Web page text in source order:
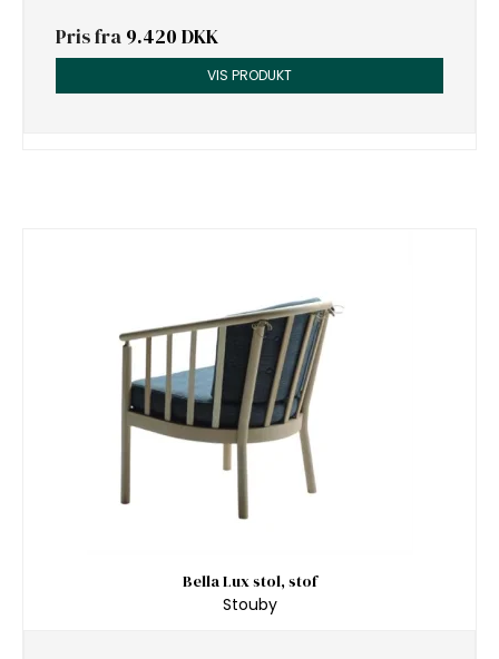
Pris fra 9.420 DKK
VIS PRODUKT
Bella Lux stol, stof
Stouby